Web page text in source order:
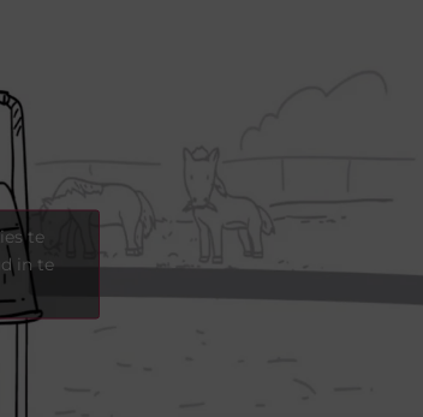
te
in te